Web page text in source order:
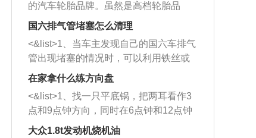
的汽车轮胎品牌。虽然是高档轮胎品
牌，但是中高低端的轮胎都有生产，这
也是为了更好的开拓市场。
国六排气管堵塞怎么清理
<&list>1、当车主发现自己的国六车排气
管出现堵塞的情况时，可以利用铁丝或
者是细棍，直接将杂物给取出来，如果
堵塞情况比较严重，也可以采取应急措
施。 <&list>2、直接利用木棍将所有的
杂物推到排气管里面的位置处，然后将
三元催化器拆解开，就可以将堵塞的东
在家拿什么练方向盘
<&list>1、找一只平底锅，把两耳看作3
点和9点钟方向，同时在6点钟和12点钟
方向做一个标记。 <&list>2、双手握住
大众1.8t发动机烧机油